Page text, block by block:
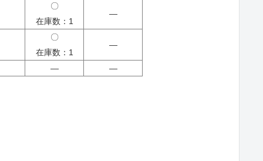
〇
在庫数：1
―
〇
在庫数：1
―
― ―